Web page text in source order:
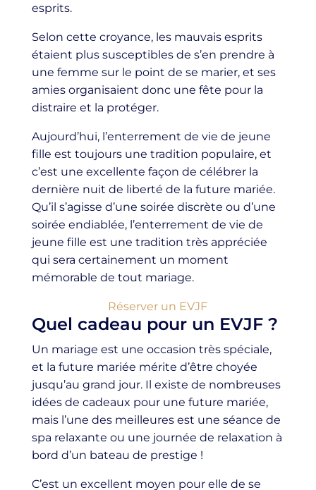
esprits.
Selon cette croyance, les mauvais esprits
étaient plus susceptibles de s’en prendre à
une femme sur le point de se marier, et ses
amies organisaient donc une fête pour la
distraire et la protéger.
Aujourd’hui, l’enterrement de vie de jeune
fille est toujours une tradition populaire, et
c’est une excellente façon de célébrer la
dernière nuit de liberté de la future mariée.
Qu’il s’agisse d’une soirée discrète ou d’une
soirée endiablée, l’enterrement de vie de
jeune fille est une tradition très appréciée
qui sera certainement un moment
mémorable de tout mariage.
Réserver un EVJF
Quel cadeau pour un EVJF ?
Un mariage est une occasion très spéciale,
et la future mariée mérite d’être choyée
jusqu’au grand jour. Il existe de nombreuses
idées de cadeaux pour une future mariée,
mais l’une des meilleures est une séance de
spa relaxante ou une journée de relaxation à
bord d’un bateau de prestige !
C’est un excellent moyen pour elle de se